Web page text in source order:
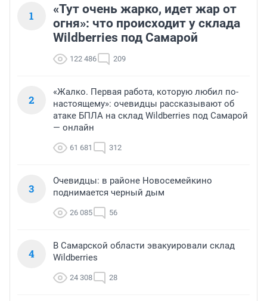
1
«Тут очень жарко, идет жар от
огня»: что происходит у склада
Wildberries под Самарой
122 486 209
2
«Жалко. Первая работа, которую любил по-
настоящему»: очевидцы рассказывают об
атаке БПЛА на склад Wildberries под Самарой
— онлайн
61 681 312
3
Очевидцы: в районе Новосемейкино
поднимается черный дым
26 085 56
4
В Самарской области эвакуировали склад
Wildberries
24 308 28